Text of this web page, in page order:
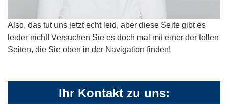
Also, das tut uns jetzt echt leid, aber diese Seite gibt es
leider nicht! Versuchen Sie es doch mal mit einer der tollen
Seiten, die Sie oben in der Navigation finden!
Ihr Kontakt zu uns: